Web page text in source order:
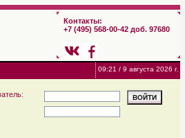
Контакты:
+7 (495) 568-00-42 доб. 97680
09:21 / 9 августа 2026 г.